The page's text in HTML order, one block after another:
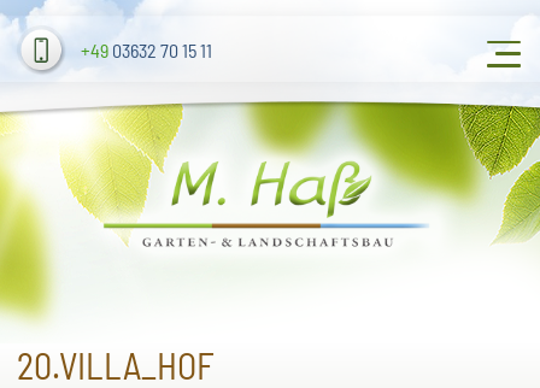
+4903632 70 15 11
20.VILLA_HOF